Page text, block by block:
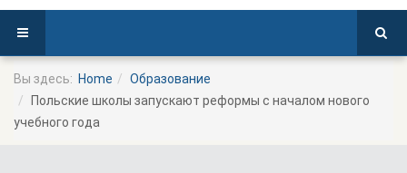
Вы здесь: Home
Образование
Польские школы запускают реформы с началом нового
учебного года